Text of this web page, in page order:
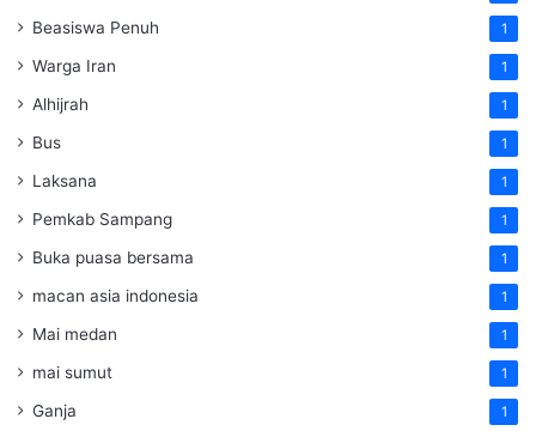
Beasiswa Penuh 1
Warga Iran 1
Alhijrah 1
Bus 1
Laksana 1
Pemkab Sampang 1
Buka puasa bersama 1
macan asia indonesia 1
Mai medan 1
mai sumut 1
Ganja 1